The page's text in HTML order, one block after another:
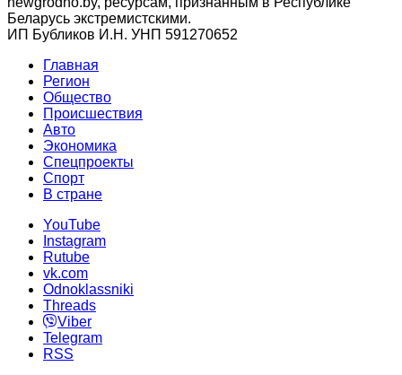
Беларусь экстремистскими.
ИП Бубликов И.Н. УНП 591270652
Главная
Регион
Общество
Происшествия
Авто
Экономика
Спецпроекты
Cпорт
В стране
YouTube
Instagram
Rutube
vk.com
Odnoklassniki
Threads
Viber
Telegram
RSS